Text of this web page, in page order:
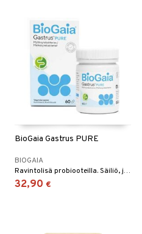
BioGaia Gastrus PURE
BIOGAIA
Ravintolisä probiooteilla. Säiliö, jossa on 60 kapselia.
32,90 €